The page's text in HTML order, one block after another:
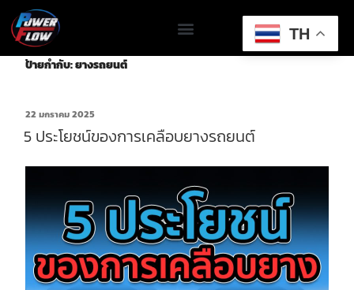
ป้ายกำกับ:ยางรถยนต์
22 มกราคม 2025
5 ประโยชน์ของการเคลือบยางรถยนต์
TH